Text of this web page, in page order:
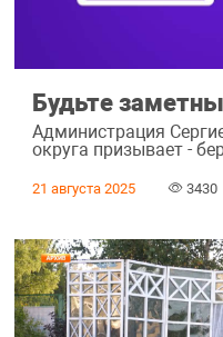
Будьте
Администрация
округа призывает -
21 августа 2025 3430